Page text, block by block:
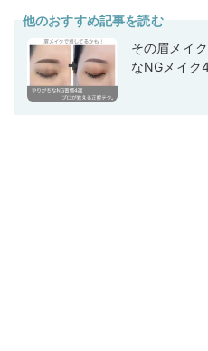
他のおすすめ記事を読む
その眉メイ
なNGメイク